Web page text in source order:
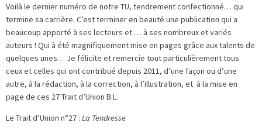
Voilà le dernier numéro de notre TU, tendrement confectionné… qui
termine sa carrière. C’est terminer en beauté une publication qui a
beaucoup apporté à ses lecteurs et … à ses nombreux et variés
auteurs ! Qui à été magnifiquement mise en pages grâce aux talents de
quelques unes… Je félicite et remercie tout particulièrement tous
ceux et celles qui ont contribué depuis 2011, d’une façon ou d’une
autre, à la rédaction, à la correction, à l’illustration, et à la mise en
page de ces 27 Trait d’Union B.L.
Le Trait d’Union n°27 : La Tendresse